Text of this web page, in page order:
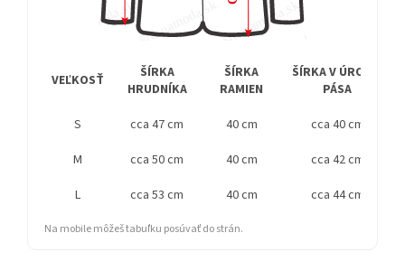
VEĽKOSŤ
ŠÍRKA
HRUDNÍKA
ŠÍRKA
RAMIEN
ŠÍRKA V ÚROVNI
PÁSA
S
cca 47 cm 40 cm
cca 40 cm
M
cca 50 cm 40 cm
cca 42 cm
L
cca 53 cm 40 cm cca 44 cm
Na mobile môžeš tabuľku posúvať do strán.